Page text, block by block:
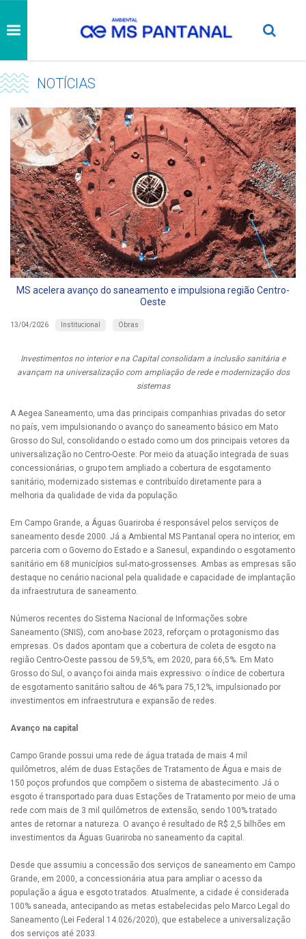
NOTÍCIAS
MS acelera avanço do saneamento e impulsiona região Centro-
Oeste
13/04/2026 Institucional Obras
Investimentos no interior e na Capital consolidam a inclusão sanitária e
avançam na universalização com ampliação de rede e modernização dos
sistemas
A Aegea Saneamento, uma das principais companhias privadas do setor
no país, vem impulsionando o avanço do saneamento básico em Mato
Grosso do Sul, consolidando o estado como um dos principais vetores da
universalização no Centro-Oeste. Por meio da atuação integrada de suas
concessionárias, o grupo tem ampliado a cobertura de esgotamento
sanitário, modernizado sistemas e contribuído diretamente para a
melhoria da qualidade de vida da população.
Em Campo Grande, a Águas Guariroba é responsável pelos serviços de
saneamento desde 2000. Já a Ambiental MS Pantanal opera no interior, em
parceria com o Governo do Estado e a Sanesul, expandindo o esgotamento
sanitário em 68 municípios sul-mato-grossenses. Ambas as empresas são
destaque no cenário nacional pela qualidade e capacidade de implantação
da infraestrutura de saneamento.
Números recentes do Sistema Nacional de Informações sobre
Saneamento (SNIS), com ano-base 2023, reforçam o protagonismo das
empresas. Os dados apontam que a cobertura de coleta de esgoto na
região Centro-Oeste passou de 59,5%, em 2020, para 66,5%. Em Mato
Grosso do Sul, o avanço foi ainda mais expressivo: o índice de cobertura
de esgotamento sanitário saltou de 46% para 75,12%, impulsionado por
investimentos em infraestrutura e expansão de redes.
Avanço na capital
Campo Grande possui uma rede de água tratada de mais 4 mil
quilômetros, além de duas Estações de Tratamento de Água e mais de
150 poços profundos que compõem o sistema de abastecimento. Já o
esgoto é transportado para duas Estações de Tratamento por meio de uma
rede com mais de 3 mil quilômetros de extensão, sendo 100% tratado
antes de retornar a natureza. O avanço é resultado de R$ 2,5 bilhões em
investimentos da Águas Guariroba no saneamento da capital.
Desde que assumiu a concessão dos serviços de saneamento em Campo
Grande, em 2000, a concessionária atua para ampliar o acesso da
população a água e esgoto tratados. Atualmente, a cidade é considerada
100% saneada, antecipando as metas estabelecidas pelo Marco Legal do
Saneamento (Lei Federal 14.026/2020), que estabelece a universalização
dos serviços até 2033.